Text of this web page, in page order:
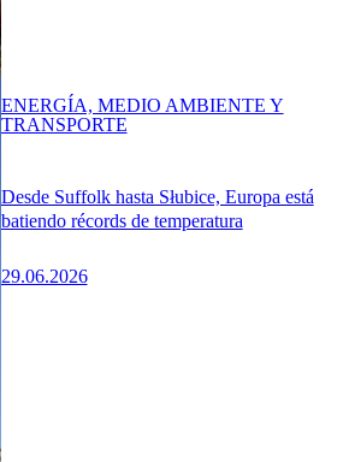
Desde Suffolk hasta Słubice, Europa está
batiendo récords de temperatura
29.06.2026
ENERGÍA, MEDIO AMBIENTE Y
TRANSPORTE